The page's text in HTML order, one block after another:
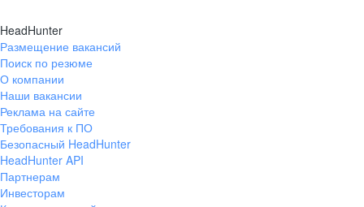
HeadHunter
Размещение вакансий
Поиск по резюме
О компании
Наши вакансии
Реклама на сайте
Требования к ПО
Безопасный HeadHunter
HeadHunter API
Партнерам
Инвесторам